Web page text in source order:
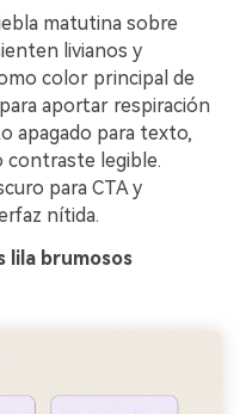
matutina sobre
livianos y
color principal de
aportar respiración
apagado para texto,
contraste legible.
para CTA y
nítida.
lila brumosos